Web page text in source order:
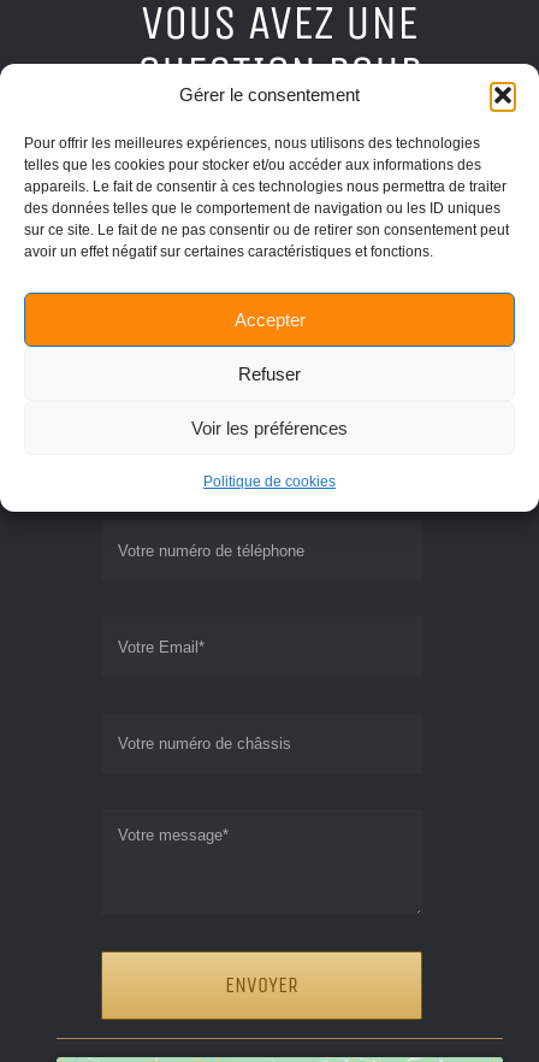
Gérer le consentement
Pour offrir les meilleures expériences, nous utilisons des technologies
telles que les cookies pour stocker et/ou accéder aux informations des
appareils. Le fait de consentir à ces technologies nous permettra de traiter
des données telles que le comportement de navigation ou les ID uniques
sur ce site. Le fait de ne pas consentir ou de retirer son consentement peut
avoir un effet négatif sur certaines caractéristiques et fonctions.
Accepter
Refuser
Voir les préférences
Politique de cookies
VOUS AVEZ UNE
QUESTION POUR
NOUS ?
REMPLISSEZ LE FORMULAIRE DE CONTACT
CI-DESSOUSOU APPELEZ-NOUS AU
019/51.25.89
ENVOYER